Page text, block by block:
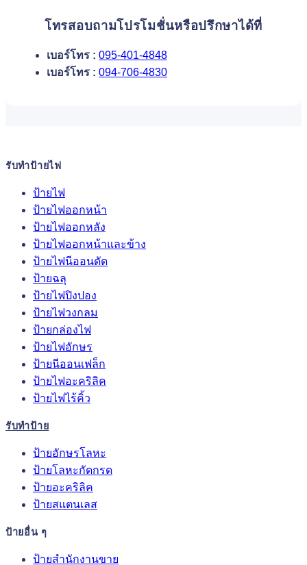
โทรสอบถามโปรโมชั่นหรือปรึกษาได้ที่
เบอร์โทร : 095-401-4848
เบอร์โทร : 094-706-4830
รับทำป้ายไฟ
ป้ายไฟ
ป้ายไฟออกหน้า
ป้ายไฟออกหลัง
ป้ายไฟออกหน้าและข้าง
ป้ายไฟนีออนดัด
ป้ายฉลุ
ป้ายไฟปิงปอง
ป้ายไฟวงกลม
ป้ายกล่องไฟ
ป้ายไฟอักษร
ป้ายนีออนเฟล็ก
ป้ายไฟอะคริลิค
ป้ายไฟไร้คิ้ว
รับทำป้าย
ป้ายอักษรโลหะ
ป้ายโลหะกัดกรด
ป้ายอะคริลิค
ป้ายสแตนเลส
ป้ายอื่น ๆ
ป้ายสำนักงานขาย